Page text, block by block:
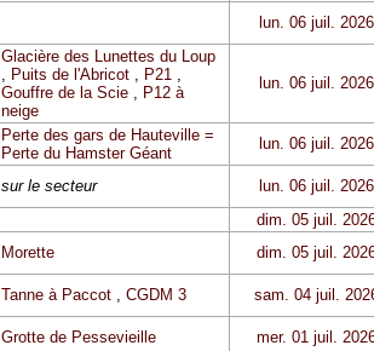
lun. 06 juil. 2026
Glacière des Lunettes du Loup
, Puits de l'Abricot, P21,
Gouffre de la Scie, P12 à
neige
lun. 06 juil. 2026
Perte des gars de Hauteville =
Perte du Hamster Géant
lun. 06 juil. 2026
sur le secteur
lun. 06 juil. 2026
dim. 05 juil.
Morette
dim. 05 juil.
Tanne à Paccot, CGDM 3 sam. 04 juil.
Grotte de Pessevieille
mer. 01 juil.